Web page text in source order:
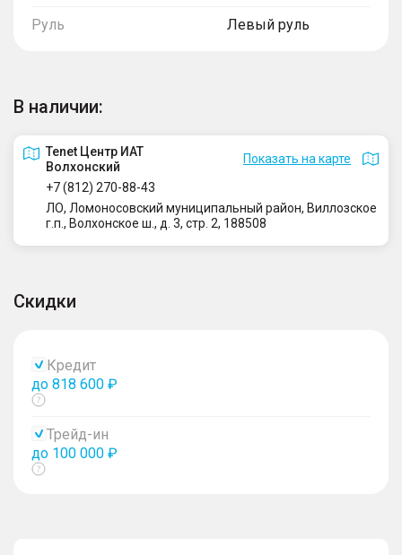
Руль Левый руль
В наличии:
Tenet Центр ИАТ
Волхонский
Показать на карте
+7 (812) 270-88-43
ЛО, Ломоносовский муниципальный район, Виллозское
г.п., Волхонское ш., д. 3, стр. 2, 188508
Скидки
Кредит
до 818 600 ₽
Показать
Трейд-ин
до 100 000 ₽
Показать